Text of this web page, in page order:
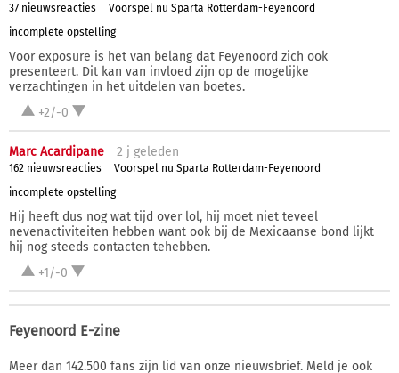
37 nieuwsreacties
Voorspel nu Sparta Rotterdam-Feyenoord
incomplete opstelling
Voor exposure is het van belang dat Feyenoord zich ook
presenteert. Dit kan van invloed zijn op de mogelijke
verzachtingen in het uitdelen van boetes.
+2/-0
Marc Acardipane 2 j geleden
162 nieuwsreacties
Voorspel nu Sparta Rotterdam-Feyenoord
incomplete opstelling
Hij heeft dus nog wat tijd over lol, hij moet niet teveel
nevenactiviteiten hebben want ook bij de Mexicaanse bond lijkt
hij nog steeds contacten tehebben.
+1/-0
Feyenoord E-zine
Meer dan 142.500 fans zijn lid van onze nieuwsbrief. Meld je ook